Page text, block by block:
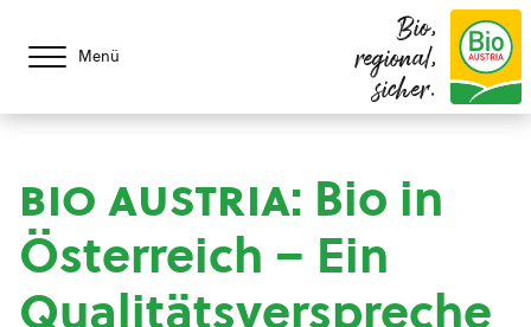
Menü
Bio,
regional,
sicher.
bio austria: Bio in
Österreich – Ein
Qualitätsverspreche